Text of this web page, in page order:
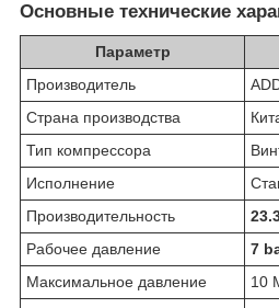
Основные технические
Параметр
Производитель
Страна производства
Тип компрессора
Исполнение
Производительность
Рабочее давление
7
Максимальное давление
10